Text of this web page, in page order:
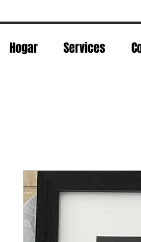
Hogar Services